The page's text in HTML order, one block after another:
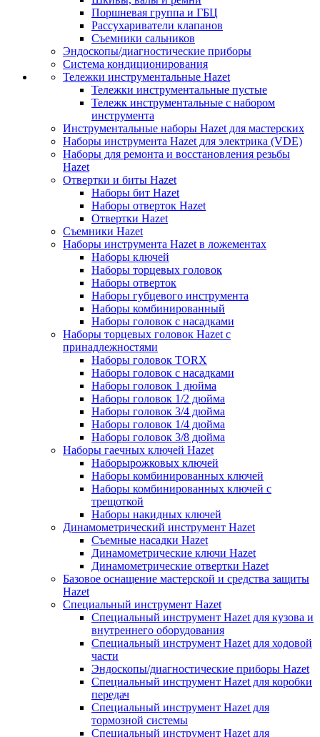
Поршневая группа и ГБЦ
Рассухариватели клапанов
Съемники сальников
Эндоскопы/диагностические приборы
Система кондиционирования
Тележки инструментальные Hazet
Тележки инструментальные пустые
Тележк инструментальные с набором
инструмента
Инструментальные наборы Hazet для мастерских
Наборы инструмента Hazet для электрика (VDE)
Наборы для ремонта и восстановления резьбы
Hazet
Отвертки и биты Hazet
Наборы бит Hazet
Наборы отверток Hazet
Отвертки Hazet
Съемники Hazet
Наборы инструмента Hazet в ложементах
Наборы ключей
Наборы торцевых головок
Наборы отверток
Наборы губцевого инструмента
Наборы комбинированный
Наборы головок с насадками
Наборы торцевых головок Hazet с
принадлежностями
Наборы головок TORX
Наборы головок с насадками
Наборы головок 1 дюйма
Наборы головок 1/2 дюйма
Наборы головок 3/4 дюйма
Наборы головок 1/4 дюйма
Наборы головок 3/8 дюйма
Наборы гаечных ключей Hazet
Наборырожковых ключей
Наборы комбинированных ключей
Наборы комбинированных ключей с
трещоткой
Наборы накидных ключей
Динамометрический инструмент Hazet
Съемные насадки Hazet
Динамометрические ключи Hazet
Динамометрические отвертки Hazet
Базовое оснащение мастерской и средства защиты
Hazet
Специальный инструмент Hazet
Специальный инструмент Hazet для кузова и
внутреннего оборудования
Специальный инструмент Hazet для ходовой
части
Эндоскопы/диагностические приборы Hazet
Специальный инструмент Hazet для коробки
передач
Специальный инструмент Hazet для
тормозной системы
Специальный инструмент Hazet для